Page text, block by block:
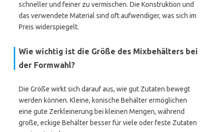
schneller und feiner zu vermischen. Die Konstruktion und
das verwendete Material sind oft aufwendiger, was sich im
Preis widerspiegelt.
Wie wichtig ist die Größe des Mixbehälters bei
der Formwahl?
Die Größe wirkt sich darauf aus, wie gut Zutaten bewegt
werden können. Kleine, konische Behälter ermöglichen
eine gute Zerkleinerung bei kleinen Mengen, während
große, eckige Behälter besser für viele oder feste Zutaten